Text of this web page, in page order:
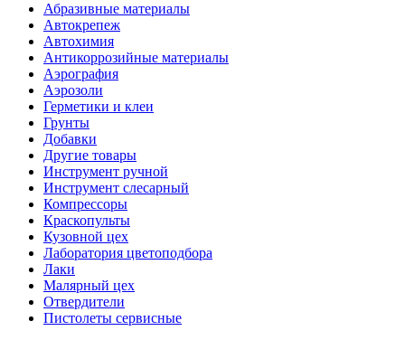
Абразивные материалы
Автокрепеж
Автохимия
Антикоррозийные материалы
Аэрография
Аэрозоли
Герметики и клеи
Грунты
Добавки
Другие товары
Инструмент ручной
Инструмент слесарный
Компрессоры
Краскопульты
Кузовной цех
Лаборатория цветоподбора
Лаки
Малярный цех
Отвердители
Пистолеты сервисные